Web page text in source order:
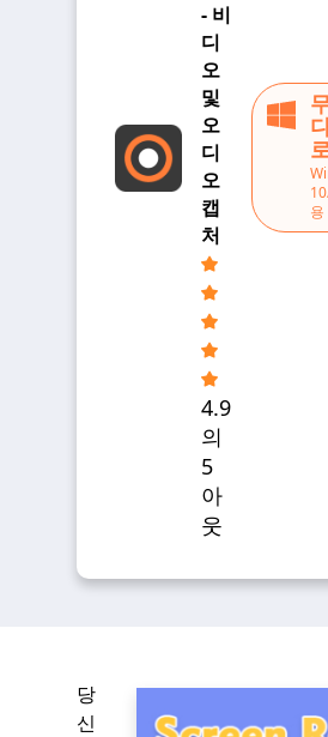
- 비
디
오
및
오
디
오
캡
처
4.9
의
5
아
웃
용
당
신